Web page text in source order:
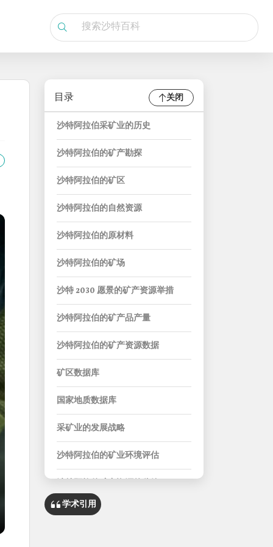
目录 关闭
沙特阿拉伯采矿业的历史
沙特阿拉伯的矿产勘探
沙特阿拉伯的矿区
沙特阿拉伯的自然资源
沙特阿拉伯的原材料
沙特阿拉伯的矿场
沙特 2030 愿景的矿产资源举措
沙特阿拉伯的矿产品产量
沙特阿拉伯的矿产资源数据
矿区数据库
国家地质数据库
采矿业的发展战略
沙特阿拉伯的矿业环境评估
《采矿业投资法》
学术引用